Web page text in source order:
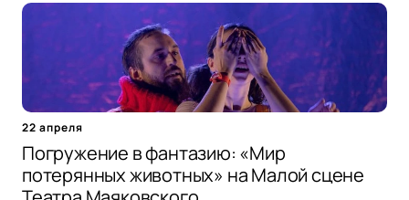
22 апреля
Погружение в фантазию: «Мир
потерянных животных» на Малой сцене